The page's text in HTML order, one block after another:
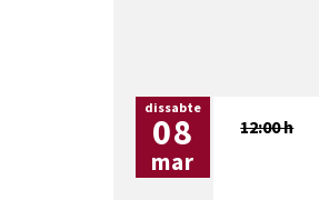
dissabte
08
mar
12:00 h